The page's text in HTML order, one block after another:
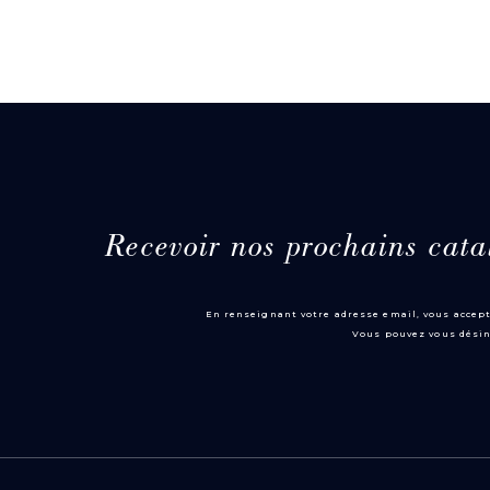
Recevoir nos prochains
En renseignant votre adresse email, vous
Vous pouvez vous